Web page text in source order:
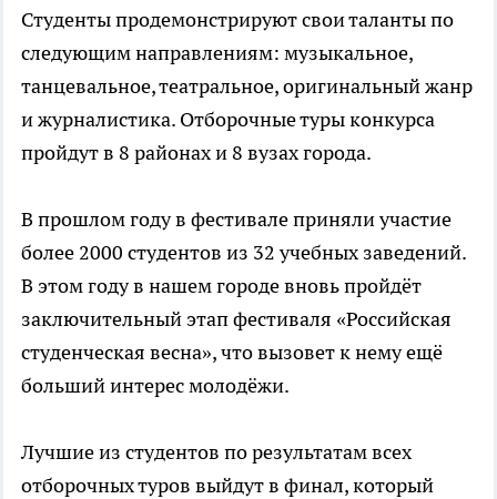
Студенты продемонстрируют свои таланты по
следующим направлениям: музыкальное,
танцевальное, театральное, оригинальный жанр
и журналистика. Отборочные туры конкурса
пройдут в 8 районах и 8 вузах города.
В прошлом году в фестивале приняли участие
более 2000 студентов из 32 учебных заведений.
В этом году в нашем городе вновь пройдёт
заключительный этап фестиваля «Российская
студенческая весна», что вызовет к нему ещё
больший интерес молодёжи.
Лучшие из студентов по результатам всех
отборочных туров выйдут в финал, который